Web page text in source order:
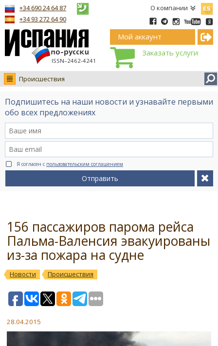
О компании
ISSN–2462-4241
+34 690 24 64 87
+34 93 272 64 90
Мой аккаунт
Заказать услуги
Происшествия
Новости
Интервью
Видео Ruso.TV
BCN life
Сервис на немецком
Подпишитесь на наши новости и узнавайте первыми
обо всех предложениях
Я согласен с пользовательским соглашением
Отправить
156 пассажиров парома рейса
Пальма-Валенсия эвакуированы
из-за пожара на судне
Новости Происшествия
28.04.2015